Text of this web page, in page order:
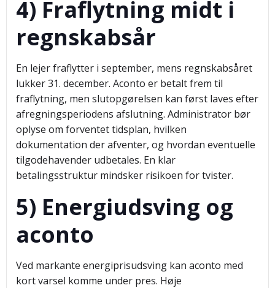
4) Fraflytning midt i
regnskabsår
En lejer fraflytter i september, mens regnskabsåret
lukker 31. december. Aconto er betalt frem til
fraflytning, men slutopgørelsen kan først laves efter
afregningsperiodens afslutning. Administrator bør
oplyse om forventet tidsplan, hvilken
dokumentation der afventer, og hvordan eventuelle
tilgodehavender udbetales. En klar
betalingsstruktur mindsker risikoen for tvister.
5) Energiudsving og
aconto
Ved markante energiprisudsving kan aconto med
kort varsel komme under pres. Høje